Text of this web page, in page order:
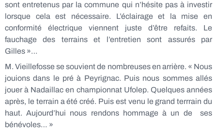
sont entretenus par la commune qui n’hésite pas à investir
lorsque cela est nécessaire. L’éclairage et la mise en
conformité électrique viennent juste d’être refaits. Le
fauchage des terrains et l’entretien sont assurés par
Gilles »…
M. Vieillefosse se souvient de nombreuses en arrière. « Nous
jouions dans le pré à Peyrignac. Puis nous sommes allés
jouer à Nadaillac en championnat Ufolep. Quelques années
après, le terrain a été créé. Puis est venu le grand terrrain du
haut. Aujourd’hui nous rendons hommage à un de ses
bénévoles… »